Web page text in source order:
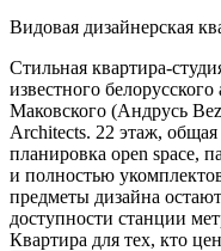
Видовая дизайнерская
Стильная квартира-
известного
Маковского (Андрусь
Architects. 22 этаж,
планировка open space,
и полностью
предметы дизайна
доступности станции
Квартира для тех, кто